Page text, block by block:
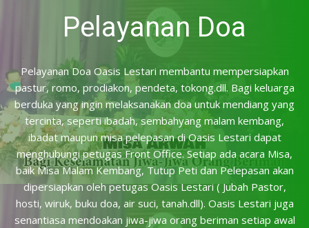
Pelayanan Doa
Pelayanan Doa Oasis Lestari membantu mempersiapkan
pastur, romo, prodiakon, pendeta, tokong.dll. Bagi keluarga
berduka yang ingin melaksanakan doa untuk mendiang yang
tercinta, seperti ibadah, sembahyang malam kembang,
ibadat maupun misa pelepasan di Oasis Lestari dapat
menghubungi petugas Front Office. Setiap ada acara Misa,
baik Misa Malam Kembang, Tutup Peti dan Pelepasan akan
dipersiapkan oleh petugas Oasis Lestari ( Jubah Pastor,
hosti, wiruk, buku doa, air suci, tanah.dll). Oasis Lestari juga
senantiasa mendoakan jiwa-jiwa orang beriman setiap awal